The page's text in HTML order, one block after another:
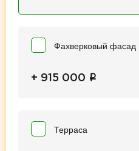
Фахверковый фасад
+ 915 000 i
Терраса